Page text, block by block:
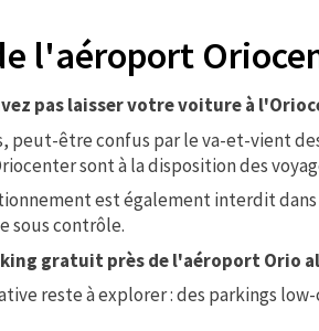
l'aéroport
pas laisser votre voiture à
peut-être confus par le va-et-vient
sont à la disposition des
est également interdit
sous contrôle.
gratuit près de l'aéroport Orio
reste à explorer : des parkings